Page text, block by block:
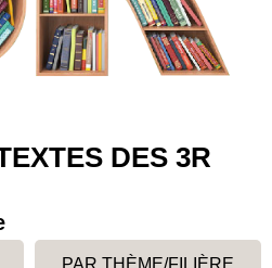
DES 3R